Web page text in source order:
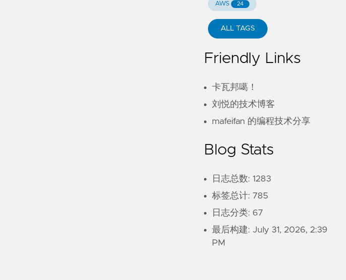
AWS 24
ALL TAGS
Friendly Links
卡瓦邦噶！
刘悦的技术博客
mafeifan 的编程技术分享
Blog Stats
日志总数: 1283
标签总计: 785
日志分类: 67
最后构建: July 31, 2026, 2:39
PM